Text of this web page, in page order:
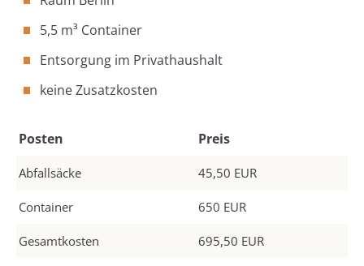
5,5 m³ Container
Entsorgung im Privathaushalt
keine Zusatzkosten
Posten Preis
Abfallsäcke 45,50 EUR
Container 650 EUR
Gesamtkosten 695,50 EUR